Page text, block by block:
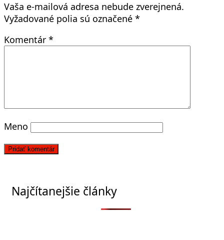
Vaša e-mailová adresa nebude zverejnená.
Vyžadované polia sú označené *
Komentár *
Meno
Najčítanejšie články